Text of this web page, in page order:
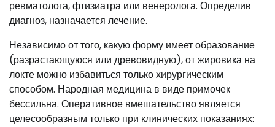
ревматолога, фтизиатра или венеролога. Определив
диагноз, назначается лечение.
Независимо от того, какую форму имеет образование
(разрастающуюся или древовидную), от жировика на
локте можно избавиться только хирургическим
способом. Народная медицина в виде примочек
бессильна. Оперативное вмешательство является
целесообразным только при клинических показаниях: